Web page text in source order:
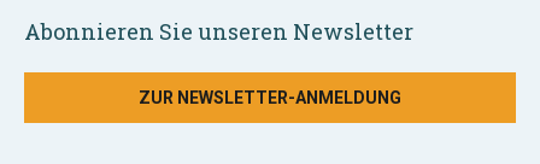
Abonnieren Sie unseren Newsletter
ZUR NEWSLETTER-ANMELDUNG